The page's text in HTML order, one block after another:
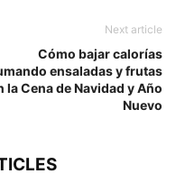
Next article
Cómo bajar calorías
ensaladas y frutas
la Cena de Navidad y Año
Nuevo